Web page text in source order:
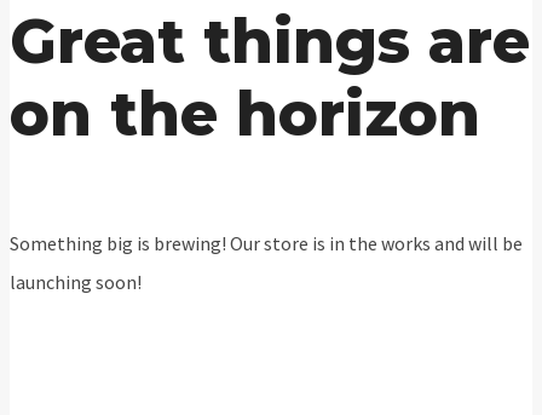
Great things are
on the horizon
Something big is brewing! Our store is in the works and will be
launching soon!